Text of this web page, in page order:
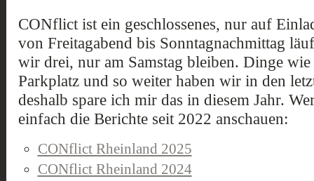
CONflict ist ein geschlossenes, nur auf
von Freitagabend bis Sonntagnachmittag
wir drei, nur am Samstag bleiben. Dinge
Parkplatz und so weiter haben wir in den
deshalb spare ich mir das in diesem Jahr.
einfach die Berichte seit 2022 anschauen:
CONflict Rheinland 2025
CONflict Rheinland 2024